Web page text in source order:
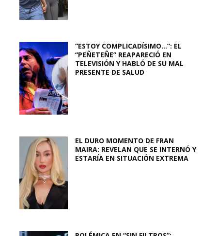
“ESTOY COMPLICADÍSIMO…”: EL
“PEÑETEÑE” REAPARECIÓ EN
TELEVISIÓN Y HABLÓ DE SU MAL
PRESENTE DE SALUD
EL DURO MOMENTO DE FRAN
MAIRA: REVELAN QUE SE INTERNÓ Y
ESTARÍA EN SITUACIÓN EXTREMA